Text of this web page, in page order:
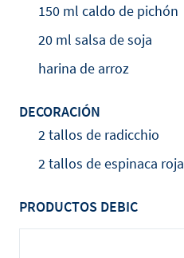
150 ml caldo de pichón
20 ml salsa de soja
harina de arroz
DECORACIÓN
2 tallos de radicchio
2 tallos de espinaca roja
PRODUCTOS DEBIC